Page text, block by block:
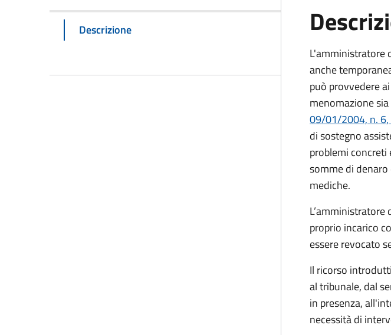
Descrizione
L'amministratore
anche
può provvedere
menomazione
09/01/2004, n. 6,
di sostegno
problemi
somme di denaro
mediche.
proprio incarico
essere revocato
Il ricorso
al tribunale, dal
in presenza,
necessità di